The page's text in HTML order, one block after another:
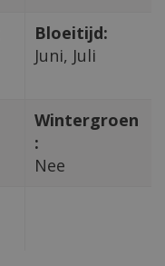
Bloeitijd:
Juni, Juli
Wintergroen
:
Nee